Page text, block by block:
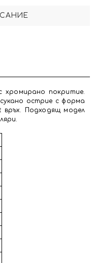
хромирано покритие.
острие с форма
връх. Подходящ модел